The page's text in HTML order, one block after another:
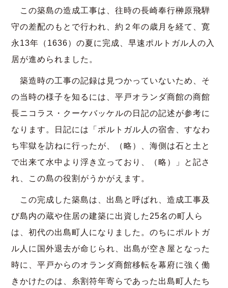
この築島の造成工事は、往時の長崎奉行榊原飛騨
守の差配のもとで行われ、約２年の歳月を経て、寛
永13年（1636）の夏に完成、早速ポルトガル人の入
居が進められました。
築造時の工事の記録は見つかっていないため、そ
の当時の様子を知るには、平戸オランダ商館の商館
長ニコラス・クーケバッケルの日記の記述が参考に
なります。日記には「ポルトガル人の宿舎、すなわ
ち牢獄を訪ねに行ったが、（略）、海側は石と土と
で出来て水中より浮き立っており、（略）」と記さ
れ、この島の役割がうかがえます。
この完成した築島は、出島と呼ばれ、造成工事及
び島内の蔵や住居の建築に出資した25名の町人ら
は、初代の出島町人になりました。のちにポルトガ
ル人に国外退去が命じられ、出島が空き屋となった
時に、平戸からのオランダ商館移転を幕府に強く働
きかけたのは、糸割符年寄らであった出島町人たち